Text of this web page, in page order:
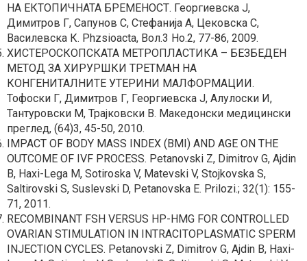
НА ЕКТОПИЧНАТА БРЕМЕНОСТ. Георгиевска Ј,
Димитров Г, Сапунов С, Стефанија А, Цековска С,
Василевска К. Phzsioacta, Вол.3 Но.2, 77-86, 2009.
ХИСТЕРОСКОПСКАТА МЕТРОПЛАСТИКА – БЕЗБЕДЕН
МЕТОД ЗА ХИРУРШКИ ТРЕТМАН НА
КОНГЕНИТАЛНИТЕ УТЕРИНИ МАЛФОРМАЦИИ.
Тофоски Г, Димитров Г, Георгиевска Ј, Алулоски И,
Тантуровски М, Трајковски В. Македонски медицински
преглед, (64)3, 45-50, 2010.
IMPACT OF BODY MASS INDEX (BMI) AND AGE ON THE
OUTCOME OF IVF PROCESS. Petanovski Z, Dimitrov G, Ajdin
B, Haxi-Lega M, Sotiroska V, Matevski V, Stojkovska S,
Saltirovski S, Suslevski D, Petanovska E. Prilozi.; 32(1): 155-
71, 2011.
RECOMBINANT FSH VERSUS HP-HMG FOR CONTROLLED
OVARIAN STIMULATION IN INTRACITOPLASMATIC SPERM
INJECTION CYCLES. Petanovski Z, Dimitrov G, Ajdin B, Haxi-